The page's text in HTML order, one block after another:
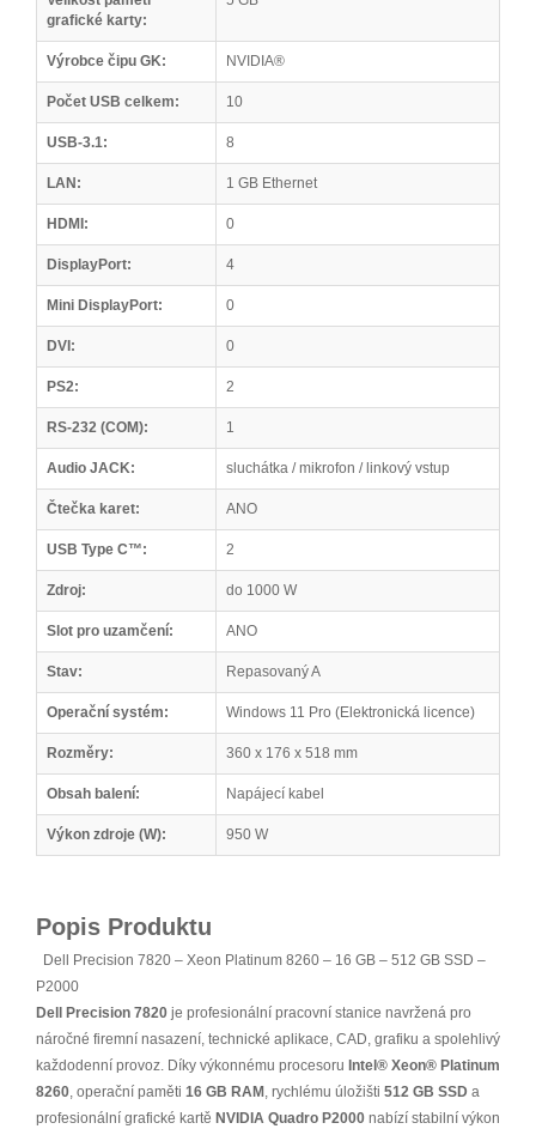
grafické karty:
Výrobce čipu GK: NVIDIA®
Počet USB celkem: 10
USB-3.1: 8
LAN: 1 GB Ethernet
HDMI: 0
DisplayPort: 4
Mini DisplayPort: 0
DVI: 0
PS2: 2
RS-232 (COM): 1
Audio JACK: sluchátka / mikrofon / linkový vstup
Čtečka karet: ANO
USB Type C™: 2
Zdroj: do 1000 W
Slot pro uzamčení: ANO
Stav: Repasovaný A
Operační systém: Windows 11 Pro (Elektronická licence)
Rozměry: 360 x 176 x 518 mm
Obsah balení: Napájecí kabel
Výkon zdroje (W): 950 W
Popis Produktu
Dell Precision 7820 – Xeon Platinum 8260 – 16 GB – 512 GB SSD –
P2000
Dell Precision 7820 je profesionální pracovní stanice navržená pro
náročné firemní nasazení, technické aplikace, CAD, grafiku a spolehlivý
každodenní provoz. Díky výkonnému procesoru Intel® Xeon® Platinum
8260, operační paměti 16 GB RAM , rychlému úložišti 512 GB SSD a
profesionální grafické kartě NVIDIA Quadro P2000 nabízí stabilní výkon